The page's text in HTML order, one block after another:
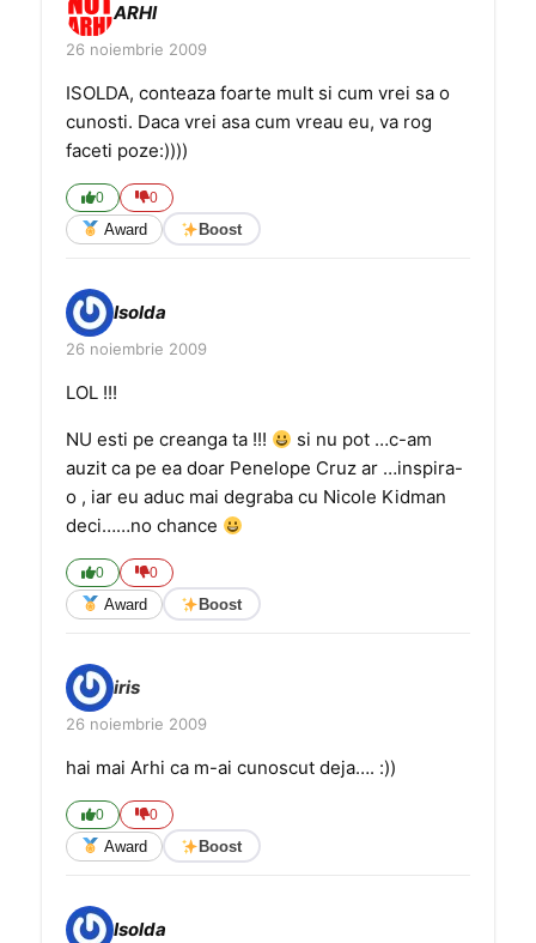
ARHI
26 noiembrie 2009
ISOLDA, conteaza foarte mult si cum vrei sa o
cunosti. Daca vrei asa cum vreau eu, va rog
faceti poze:))))
0 0
Award Boost
Isolda
26 noiembrie 2009
LOL !!!
NU esti pe creanga ta !!!
si nu pot …c-am
auzit ca pe ea doar Penelope Cruz ar …inspira-
o , iar eu aduc mai degraba cu Nicole Kidman
deci……no chance
0 0
Award Boost
iris
26 noiembrie 2009
hai mai Arhi ca m-ai cunoscut deja…. :))
0 0
Award Boost
Isolda